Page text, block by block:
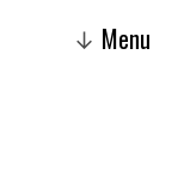
↓ Menu